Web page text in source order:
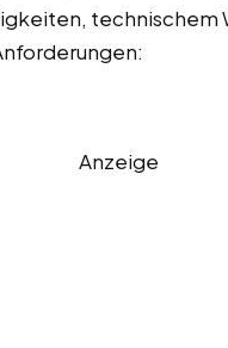
Anzeige